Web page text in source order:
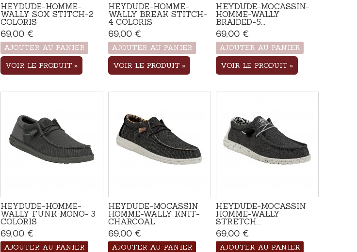
HEYDUDE-HOMME-
WALLY SOX STITCH-2
COLORIS
69,00 €
AJOUTER AU PANIER
VOIR LE PRODUIT
HEYDUDE-HOMME-
WALLY BREAK STITCH-
4 COLORIS
69,00 €
AJOUTER AU PANIER
VOIR LE PRODUIT
HEYDUDE-MOCASSIN-
HOMME-WALLY
BRAIDED-5...
69,00 €
AJOUTER AU PANIER
VOIR LE PRODUIT
HEYDUDE-HOMME-
WALLY FUNK MONO- 3
COLORIS
69,00 €
AJOUTER AU PANIER
HEYDUDE-MOCASSIN
HOMME-WALLY KNIT-
CHARCOAL
69,00 €
AJOUTER AU PANIER
HEYDUDE-MOCASSIN
HOMME-WALLY
STRETCH...
69,00 €
AJOUTER AU PANIER